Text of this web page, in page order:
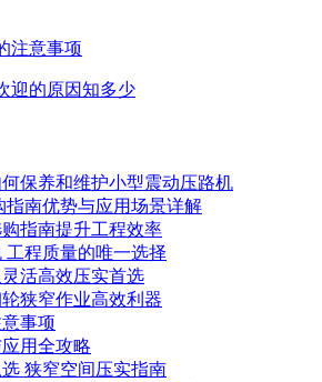
注意事项
迎的原因知多少
保养和维护小型震动压路机
指南优势与应用场景详解
指南提升工程效率
工程质量的唯一选择
活高效压实首选
狭窄作业高效利器
事项
用全攻略
狭窄空间压实指南